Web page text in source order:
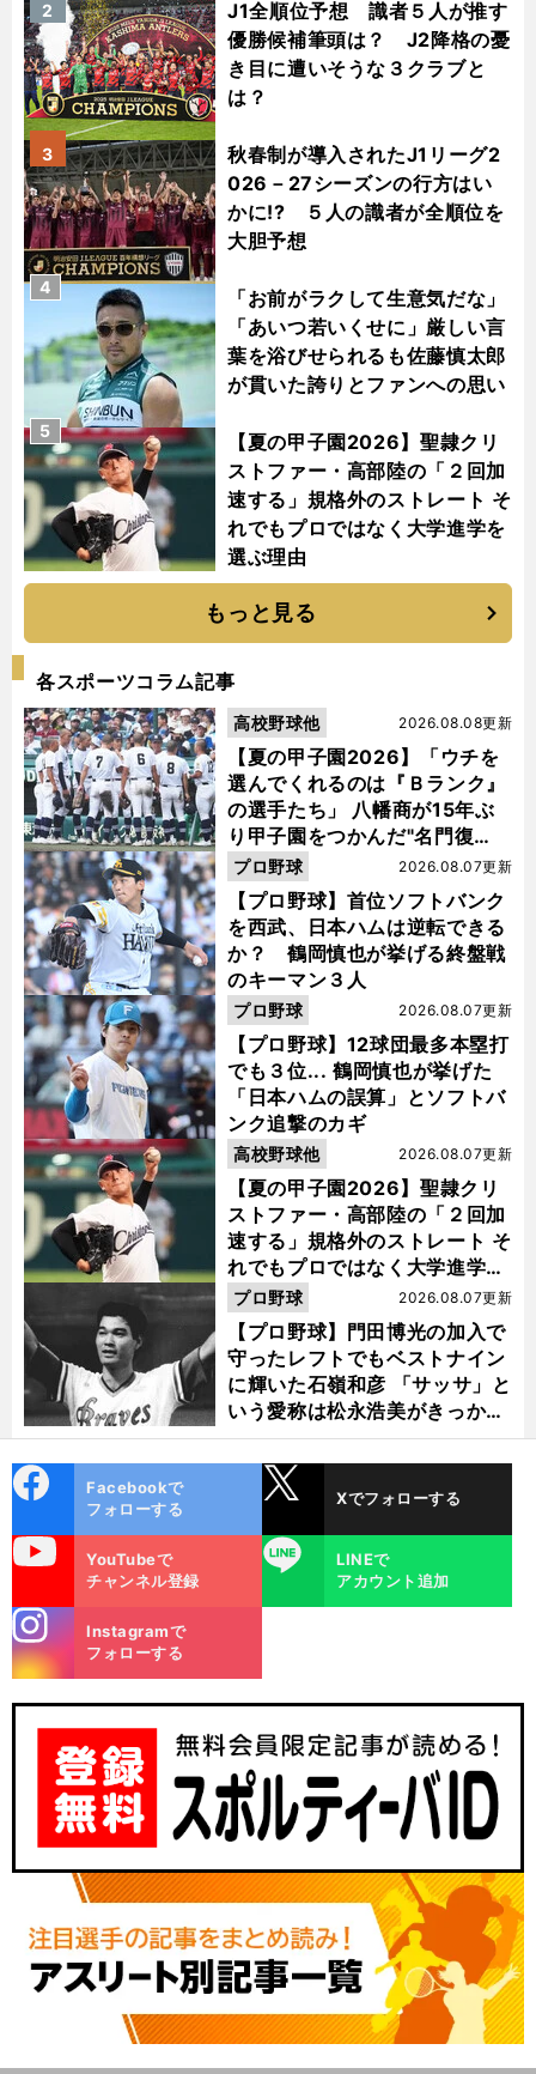
J1全順位予想 識者５人が推す
優勝候補筆頭は？ J2降格の憂
き目に遭いそうな３クラブと
は？
2
秋春制が導入されたJ1リーグ2
026－27シーズンの行方はい
かに!? ５人の識者が全順位を
大胆予想
3
「お前がラクして生意気だな」
「あいつ若いくせに」厳しい言
葉を浴びせられるも佐藤慎太郎
が貫いた誇りとファンへの思い
4
【夏の甲子園2026】聖隷クリ
ストファー・高部陸の「２回加
速する」規格外のストレート そ
れでもプロではなく大学進学を
選ぶ理由
5
もっと見る
各スポーツコラム記事
【夏の甲子園2026】「ウチを
選んでくれるのは『Ｂランク』
の選手たち」 八幡商が15年ぶ
り甲子園をつかんだ"名門復
活"の舞台裏
2026.08.08更新
高校野球他
【プロ野球】首位ソフトバンク
を西武、日本ハムは逆転できる
か？ 鶴岡慎也が挙げる終盤戦
のキーマン３人
2026.08.07更新
プロ野球
【プロ野球】12球団最多本塁打
でも３位... 鶴岡慎也が挙げた
「日本ハムの誤算」とソフトバ
ンク追撃のカギ
2026.08.07更新
プロ野球
【夏の甲子園2026】聖隷クリ
ストファー・高部陸の「２回加
速する」規格外のストレート そ
れでもプロではなく大学進学を
選ぶ理由
2026.08.07更新
高校野球他
【プロ野球】門田博光の加入で
守ったレフトでもベストナイン
に輝いた石嶺和彦 「サッサ」と
いう愛称は松永浩美がきっか
け？
2026.08.07更新
プロ野球
ok
Facebookで
フォローする
Xでフォローする
YouTubeで
チャンネル登録
LINE
LINEで
アカウント追加
m
Instagramで
フォローする